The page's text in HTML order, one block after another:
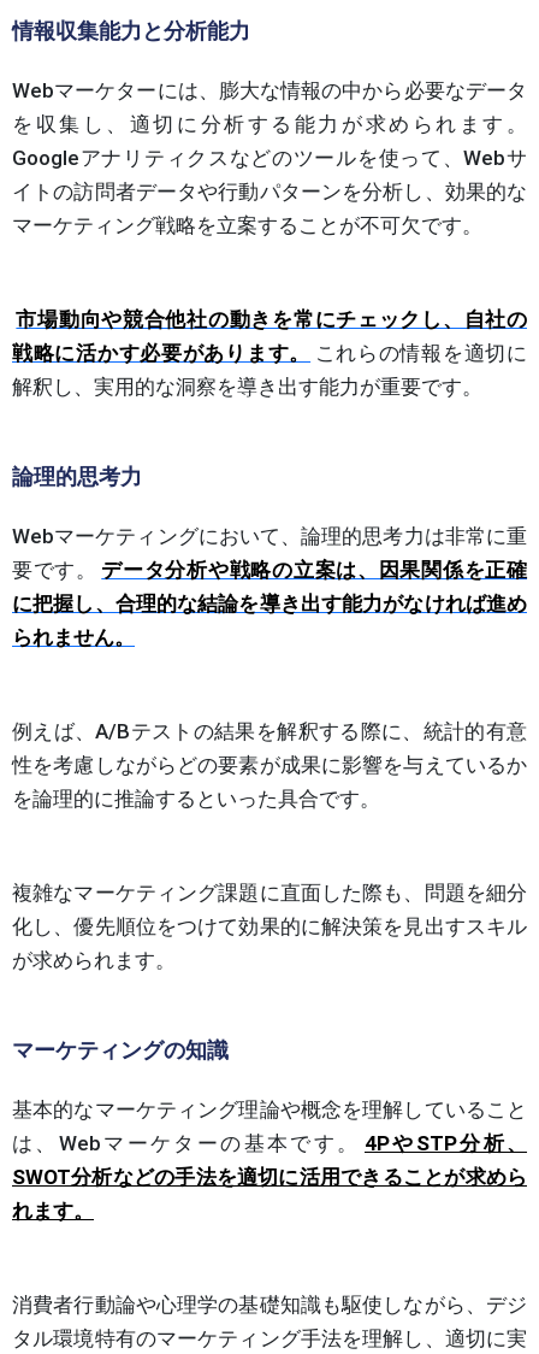
情報収集能力と分析能力
Webマーケターには、膨大な情報の中から必要なデータ
を収集し、適切に分析する能力が求められます。
Googleアナリティクスなどのツールを使って、Webサ
イトの訪問者データや行動パターンを分析し、効果的な
マーケティング戦略を立案することが不可欠です。
市場動向や競合他社の動きを常にチェックし、自社の
戦略に活かす必要があります。
これらの情報を適切に
解釈し、実用的な洞察を導き出す能力が重要です。
論理的思考力
Webマーケティングにおいて、論理的思考力は非常に重
要です。
データ分析や戦略の立案は、因果関係を正確
に把握し、合理的な結論を導き出す能力がなければ進め
られません。
例えば、A/Bテストの結果を解釈する際に、統計的有意
性を考慮しながらどの要素が成果に影響を与えているか
を論理的に推論するといった具合です。
複雑なマーケティング課題に直面した際も、問題を細分
化し、優先順位をつけて効果的に解決策を見出すスキル
が求められます。
マーケティングの知識
基本的なマーケティング理論や概念を理解していること
は、Webマーケターの基本です。
4PやSTP分析、
SWOT分析などの手法を適切に活用できることが求めら
れます。
消費者行動論や心理学の基礎知識も駆使しながら、デジ
タル環境特有のマーケティング手法を理解し、適切に実